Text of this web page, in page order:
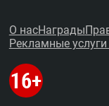
О насНаграды
Рекламные